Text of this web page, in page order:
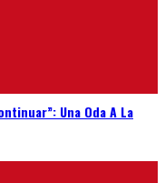
Una Oda A La